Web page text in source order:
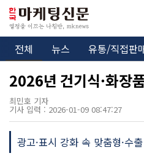
전체 뉴스 유통/직접판
2026년 건기식·화장
최민호 기자
기사 입력 : 2026-01-09 08:47:27
광고·표시 강화 속 맞춤형·수